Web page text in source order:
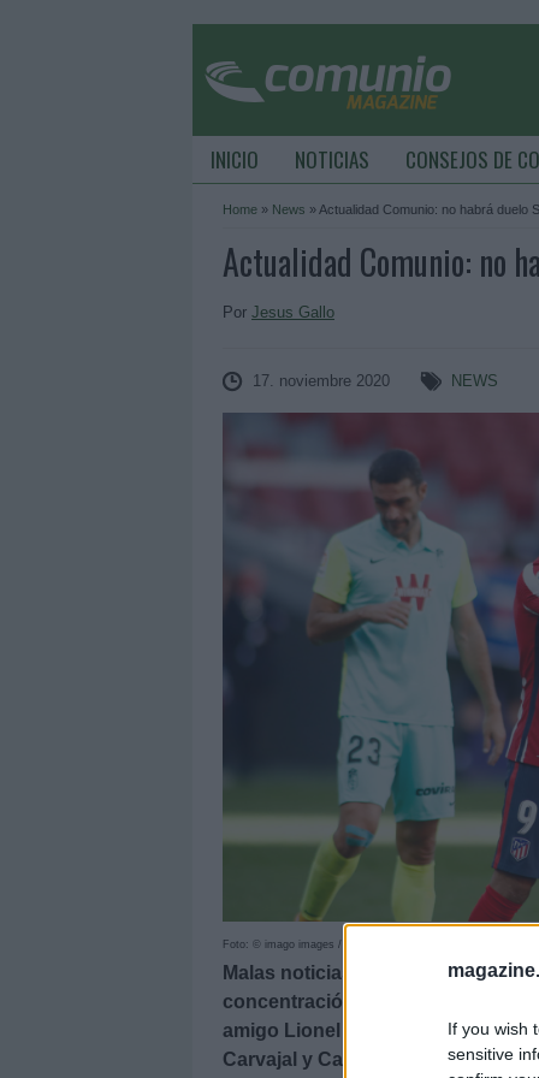
If you wish
sensitive
INICIO NOTICIAS CONSEJOS DE
Home » News » Actualidad Comunio: no habrá duelo
Actualidad Comunio: no
Por Jesus Gallo
17. noviembre 2020 NEWS
Foto: © imago images / ZUMA Press
Malas noticias para el Atlético.
concentración con Uruguay y no
amigo Lionel Messi y su ex-
Carvajal y Carrasco están